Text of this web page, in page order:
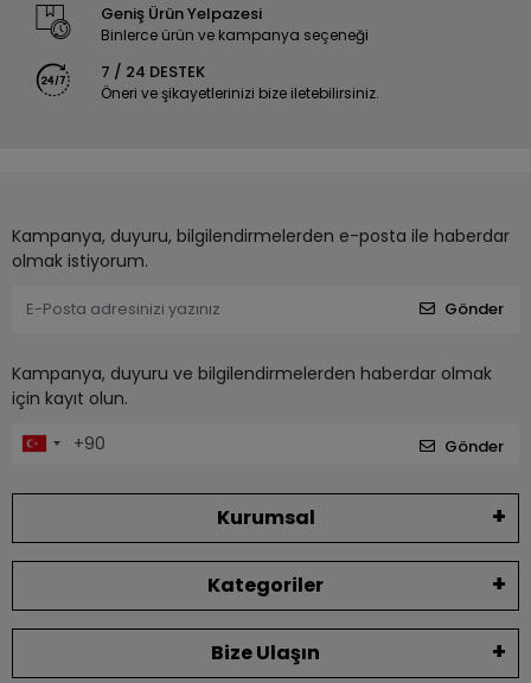
Geniş Ürün Yelpazesi
Binlerce ürün ve kampanya seçeneği
7 / 24 DESTEK
Öneri ve şikayetlerinizi bize iletebilirsiniz.
Kampanya, duyuru, bilgilendirmelerden e-posta ile haberdar
olmak istiyorum.
Gönder
Kampanya, duyuru ve bilgilendirmelerden haberdar olmak
için kayıt olun.
Gönder
Kurumsal
Kategoriler
Bize Ulaşın